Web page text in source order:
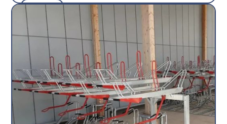
Arceau
Abri plus
Découvrir